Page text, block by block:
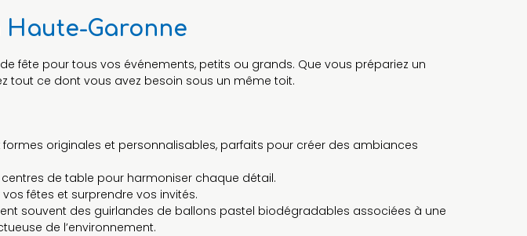
Garonne
fête pour tous vos événements, petits ou grands. Que vous prépariez un
tout ce dont vous avez besoin sous un même toit.
originales et personnalisables, parfaits pour créer des ambiances
de table pour harmoniser chaque détail.
fêtes et surprendre vos invités.
souvent des guirlandes de ballons pastel biodégradables associées à une
de l’environnement.